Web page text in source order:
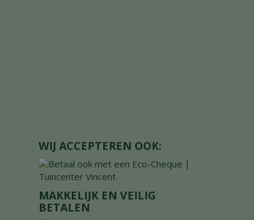
WIJ ACCEPTEREN OOK:
MAKKELIJK EN VEILIG
BETALEN